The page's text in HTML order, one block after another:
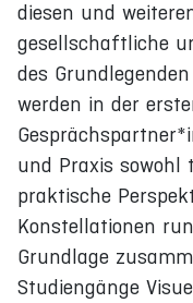
diesen und
gesellschaftliche
des
werden in der
und Praxis sowohl
praktische
Konstellationen
Grundlage
Studiengänge